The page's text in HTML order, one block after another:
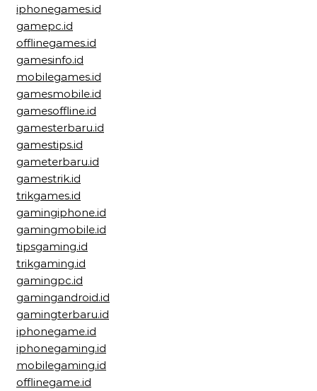
iphonegames.id
gamepc.id
offlinegames.id
gamesinfo.id
mobilegames.id
gamesmobile.id
gamesoffline.id
gamesterbaru.id
gamestips.id
gameterbaru.id
gamestrik.id
trikgames.id
gamingiphone.id
gamingmobile.id
tipsgaming.id
trikgaming.id
gamingpc.id
gamingandroid.id
gamingterbaru.id
iphonegame.id
iphonegaming.id
mobilegaming.id
offlinegame.id